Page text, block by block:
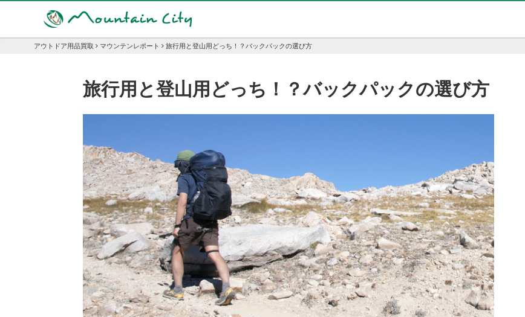
アウトドア用品買取 マウンテンレポート 旅行用と登山用どっち！？バックパックの選び方
旅行用と登山用どっち！？バックパックの選び方